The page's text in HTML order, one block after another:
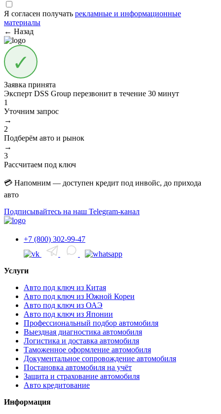
Я согласен получать рекламные и информационные
материалы
← Назад
Заявка принята
Эксперт DSS Group перезвонит в течение 30 минут
1
Уточним запрос
→
2
Подберём авто и рынок
→
3
Рассчитаем под ключ
💳 Напомним — доступен кредит под инвойс, до прихода
авто
Подписывайтесь на наш Telegram-канал
+7 (800) 302-99-47
Услуги
Авто под ключ из Китая
Авто под ключ из Южной Кореи
Авто под ключ из ОАЭ
Авто под ключ из Японии
Профессиональный подбор автомобиля
Выездная диагностика автомобиля
Логистика и доставка автомобиля
Таможенное оформление автомобиля
Документальное сопровождение автомобиля
Постановка автомобиля на учёт
Защита и страхование автомобиля
Авто кредитование
Информация